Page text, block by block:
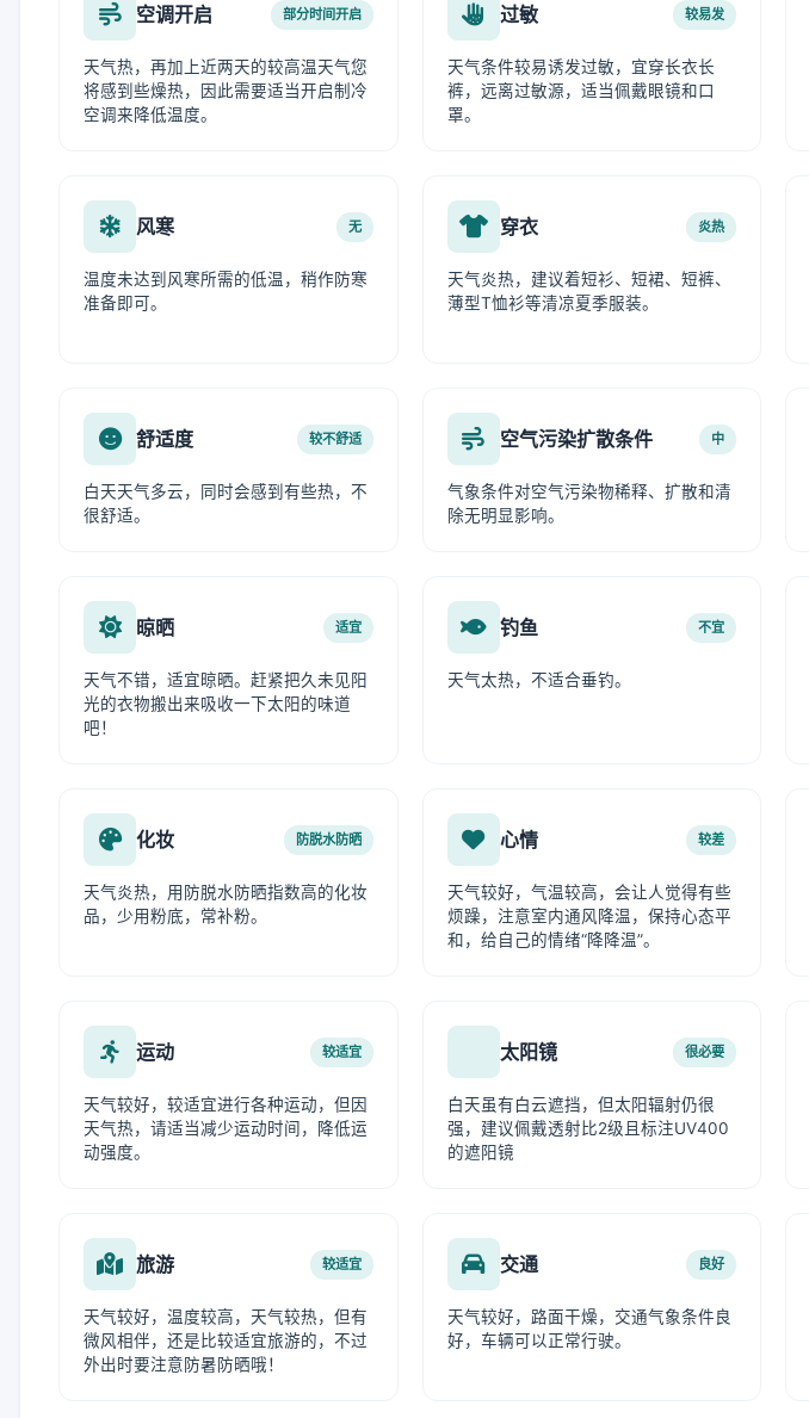
空调开启 部分时间开启
天气热，再加上近两天的较高温天气您
将感到些燥热，因此需要适当开启制冷
空调来降低温度。
过敏 较易发
天气条件较易诱发过敏，宜穿长衣长
裤，远离过敏源，适当佩戴眼镜和口
罩。
风寒 无
温度未达到风寒所需的低温，稍作防寒
准备即可。
穿衣 炎热
天气炎热，建议着短衫、短裙、短裤、
薄型T恤衫等清凉夏季服装。
舒适度 较不舒适
白天天气多云，同时会感到有些热，不
很舒适。
空气污染扩散条件 中
气象条件对空气污染物稀释、扩散和清
除无明显影响。
晾晒 适宜
天气不错，适宜晾晒。赶紧把久未见阳
光的衣物搬出来吸收一下太阳的味道
吧！
钓鱼 不宜
天气太热，不适合垂钓。
化妆 防脱水防晒
天气炎热，用防脱水防晒指数高的化妆
品，少用粉底，常补粉。
心情 较差
天气较好，气温较高，会让人觉得有些
烦躁，注意室内通风降温，保持心态平
和，给自己的情绪“降降温”。
运动 较适宜
天气较好，较适宜进行各种运动，但因
天气热，请适当减少运动时间，降低运
动强度。
太阳镜 很必要
白天虽有白云遮挡，但太阳辐射仍很
强，建议佩戴透射比2级且标注UV400
的遮阳镜
旅游 较适宜
天气较好，温度较高，天气较热，但有
微风相伴，还是比较适宜旅游的，不过
外出时要注意防暑防晒哦！
交通 良好
天气较好，路面干燥，交通气象条件良
好，车辆可以正常行驶。